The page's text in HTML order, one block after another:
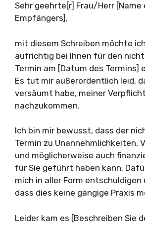
Sehr geehrte[r] Frau/Herr [Name
Empfängers],
mit diesem Schreiben möchte
aufrichtig bei Ihnen für den
Termin am [Datum des Termins]
Es tut mir außerordentlich leid,
versäumt habe, meiner
nachzukommen.
Ich bin mir bewusst, dass der
Termin zu Unannehmlichkeiten,
und möglicherweise auch
für Sie geführt haben kann.
mich in aller Form entschuldigen
dass dies keine gängige Praxis
Leider kam es [Beschreiben Sie